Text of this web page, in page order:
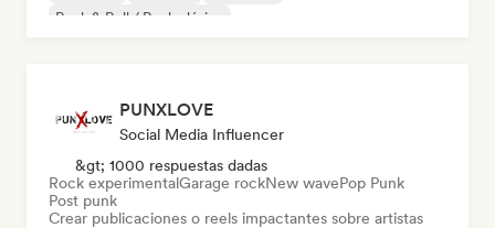
Rock & Roll / Rock clásico
PUNXLOVE
Social Media Influencer
&gt; 1000 respuestas dadas
Rock experimentalGarage rockNew wavePop Punk
Post punk
Crear publicaciones o reels impactantes sobre artistas